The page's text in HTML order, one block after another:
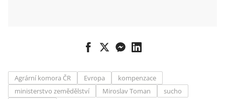
Agrární komora ČR Evropa
kompenzace
ministerstvo zemědělství
Miroslav Toman
sucho